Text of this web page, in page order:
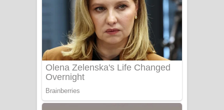
යායේ දිලෙනා ගීතයේ පද පෙළ
Ow Man Sosa Song Lyrics - ඔව් මං
සෝසා ගීතයේ පද පෙළ
Heavy Weight Song Lyrics
Aye Lanweela Song Lyrics - ආයේ